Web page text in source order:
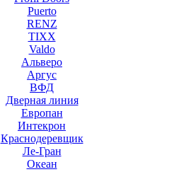
Puerto
RENZ
TIXX
Valdo
Альверо
Аргус
ВФД
Дверная линия
Европан
Интекрон
Краснодеревщик
Ле-Гран
Океан